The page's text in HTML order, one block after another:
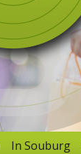
In Souburg